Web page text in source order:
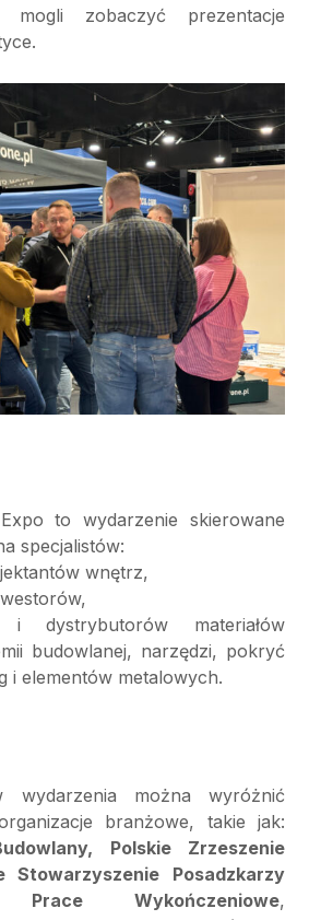
mogli zobaczyć prezentacje
to wydarzenie skierowane
specjalistów:
wnętrz,
dystrybutorów materiałów
budowlanej, narzędzi, pokryć
i elementów metalowych.
wydarzenia można wyróżnić
branżowe, takie jak:
Polskie Zrzeszenie
Stowarzyszenie Posadzkarzy
Wykończeniowe,